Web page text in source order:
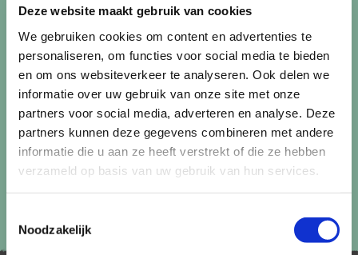
Deze website maakt gebruik van cookies
We gebruiken cookies om content en advertenties te
personaliseren, om functies voor social media te bieden
en om ons websiteverkeer te analyseren. Ook delen we
informatie over uw gebruik van onze site met onze
partners voor social media, adverteren en analyse. Deze
partners kunnen deze gegevens combineren met andere
informatie die u aan ze heeft verstrekt of die ze hebben
verzameld op basis van uw gebruik van hun services.
Noodzakelijk
Aanmelden
Lees in onsprivacybeleidhoe wij zorgvuldig omgaan met uw
gegevens.